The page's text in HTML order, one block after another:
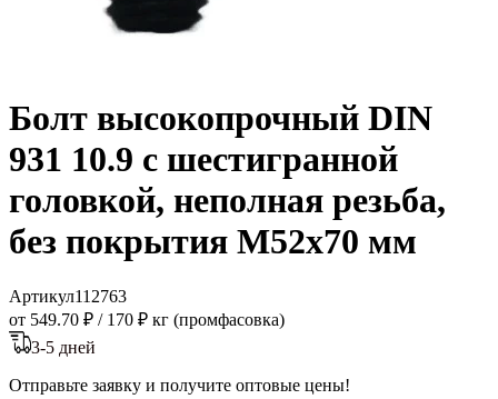
Болт высокопрочный DIN
931 10.9 с шестигранной
головкой, неполная резьба,
без покрытия M52x70 мм
Артикул112763
от 549.70 ₽ / 170 ₽ кг (промфасовка)
3-5 дней
Отправьте заявку и получите оптовые цены!